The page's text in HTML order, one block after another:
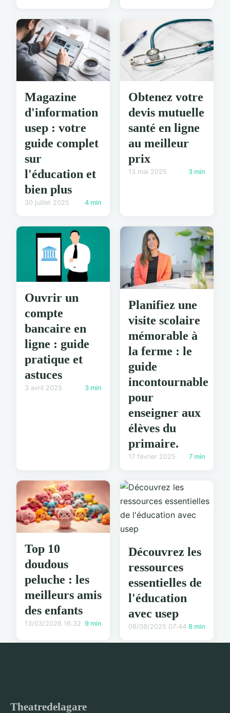
Magazine
d'information
usep : votre
guide complet
sur
l'éducation et
bien plus
30 juillet 2025 4 min
Obtenez votre
devis mutuelle
santé en ligne
au meilleur
prix
13 mai 2025 3 min
Ouvrir un
compte
bancaire en
ligne : guide
pratique et
astuces
3 avril 2025 3 min
Planifiez une
visite scolaire
mémorable à
la ferme : le
guide
incontournable
pour
enseigner aux
élèves du
primaire.
17 février 2025 7 min
Top 10
doudous
peluche : les
meilleurs amis
des enfants
13/03/2026 16:32 9 min
Découvrez les
ressources
essentielles de
l'éducation
avec usep
08/08/2025 07:44 8 min
Theatredelagare